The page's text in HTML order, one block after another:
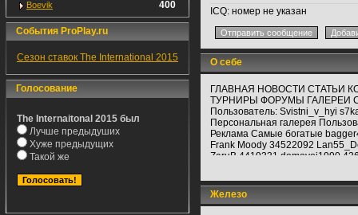
Boevik 400
События ProPlay.ru
Сезон ставок The International 2015
Голосование
The Internaitonal 2015 был
Лучше предыдуших
Хуже предыдущих
Такой же
ICQ: номер не указан
О себе
ГЛАВНАЯ НОВОСТИ СТАТЬИ
ТУРНИРЫ ФОРУМЫ ГАЛЕРЕИ
Пользователь: Svistni_v_hyi
Персональная галерея
Реклама Самые богатые
Frank Moody 34522092
ZaruB 4419331 domovoi1990
Про Серия #3 EFL Репортаж
Neo Star League сезон 3
Masters 4 Global Finals: Quake
Железо